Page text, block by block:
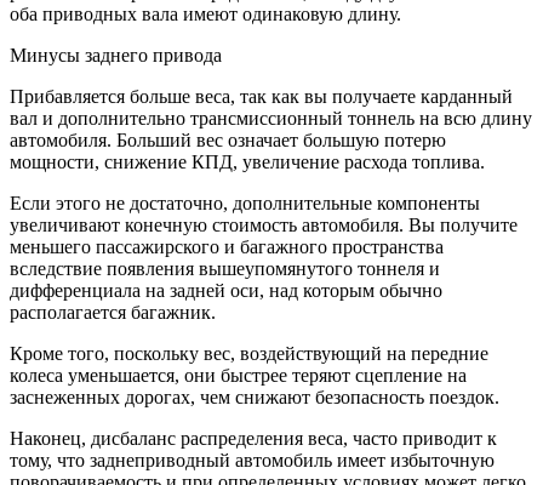
оба приводных вала имеют одинаковую длину.
Минусы заднего привода
Прибавляется больше веса, так как вы получаете карданный
вал и дополнительно трансмиссионный тоннель на всю длину
автомобиля. Больший вес означает большую потерю
мощности, снижение КПД, увеличение расхода топлива.
Если этого не достаточно, дополнительные компоненты
увеличивают конечную стоимость автомобиля. Вы получите
меньшего пассажирского и багажного пространства
вследствие появления вышеупомянутого тоннеля и
дифференциала на задней оси, над которым обычно
располагается багажник.
Кроме того, поскольку вес, воздействующий на передние
колеса уменьшается, они быстрее теряют сцепление на
заснеженных дорогах, чем снижают безопасность поездок.
Наконец, дисбаланс распределения веса, часто приводит к
тому, что заднеприводный автомобиль имеет избыточную